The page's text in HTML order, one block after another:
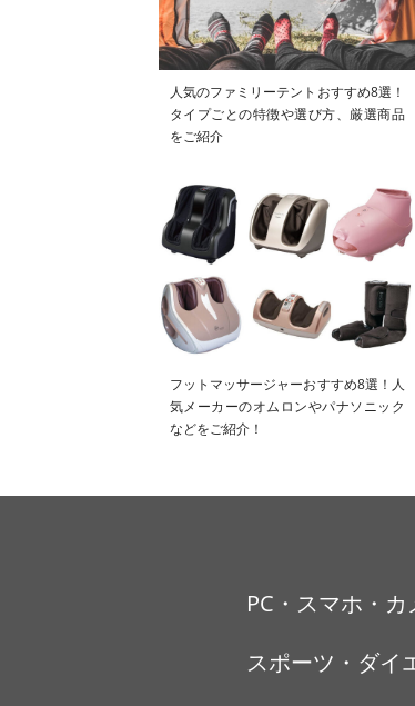
人気のファミリーテントおすすめ8選！
タイプごとの特徴や選び方、厳選商品
をご紹介
フットマッサージャーおすすめ8選！人
気メーカーのオムロンやパナソニック
などをご紹介！
PC・スマホ・カ
スポーツ・ダイ